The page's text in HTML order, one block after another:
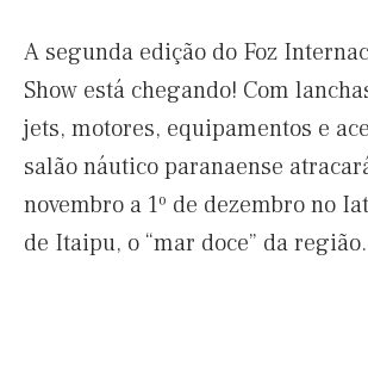
A segunda edição do Foz
Show está chegando! Com
jets, motores, equipamentos e
salão náutico paranaense
novembro a 1º de dezembro no
de Itaipu, o “mar doce” da região.